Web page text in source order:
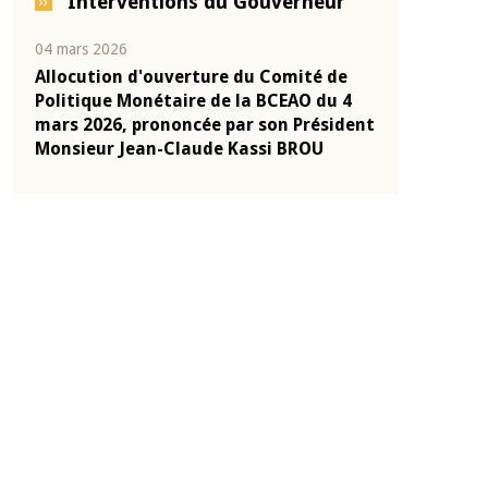
04 mars 2026
Allocution d'ouverture du Comité de
Politique Monétaire de la BCEAO du 4
mars 2026, prononcée par son Président
Monsieur Jean-Claude Kassi BROU